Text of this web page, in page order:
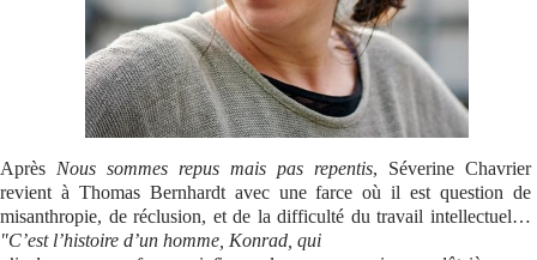
Après Nous sommes repus mais pas repentis, Séverine Chavrier
revient à Thomas Bernhardt avec une farce où il est question de
misanthropie, de réclusion, et de la difficulté du travail intellectuel…
"C’est l’histoire d’un homme, Konrad, qui